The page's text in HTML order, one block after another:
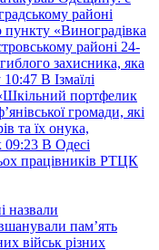
районі
«Виноградівка
районі 24-
захисника, яка
10:47 В Ізмаїлі
«Шкільний портфелик
громади, які
та їх онука,
09:23 В Одесі
працівників РТЦК
назвали
пам’ять
військ різних